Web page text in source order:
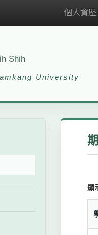
個人資歷
Shih
University
顯